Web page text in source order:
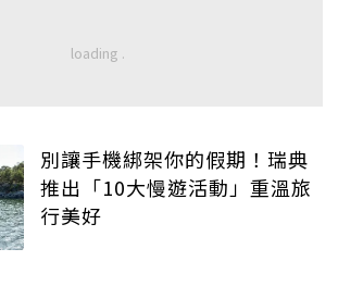
別讓手機綁架你的假期！瑞典
推出「10大慢遊活動」重溫旅
行美好